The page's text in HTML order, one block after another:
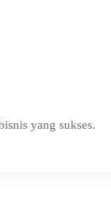
yang sukses.